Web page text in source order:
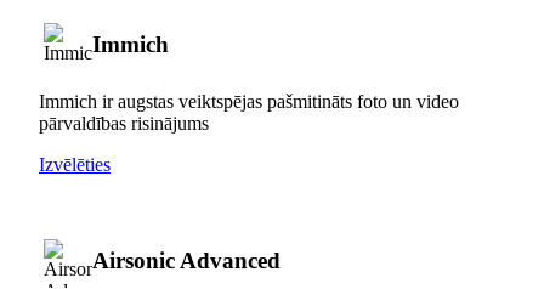
Immich
Immich ir augstas veiktspējas pašmitināts foto un video
pārvaldības risinājums
Izvēlēties
Airsonic Advanced